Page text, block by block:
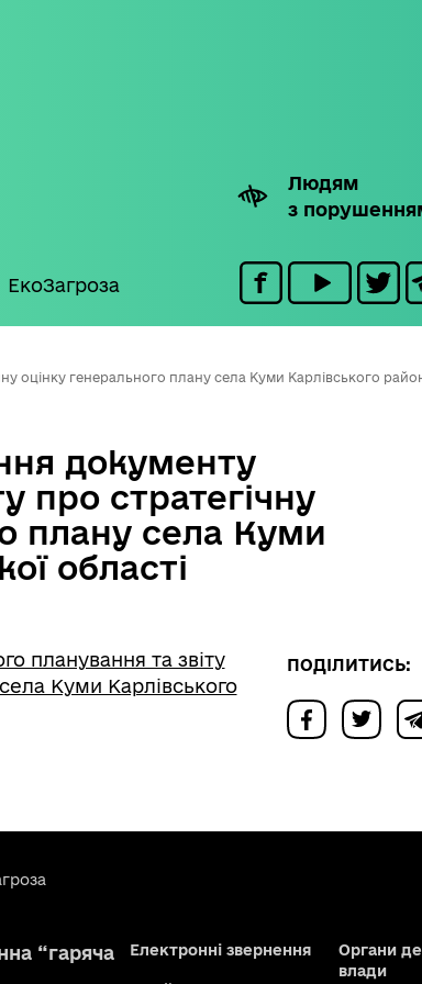
Людям
з
ЕкоЗагроза
оцінку генерального плану села Куми Карлівського
документу
про стратегічну
плану села Куми
області
планування та звіту
Куми Карлівського
ПОДІЛИТИСЬ:
“гаряча
Електронні звернення
Органи
влади